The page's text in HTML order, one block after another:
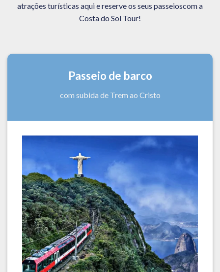
atrações turísticas aqui e reserve os seus passeioscom a
Costa do Sol Tour!
Passeio de barco
com subida de Trem ao Cristo